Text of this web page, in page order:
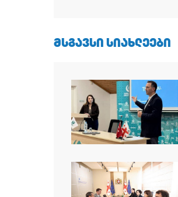
ᲛᲡᲒᲐᲕᲡᲘ ᲡᲘᲐᲮᲚᲔᲔᲑᲘ